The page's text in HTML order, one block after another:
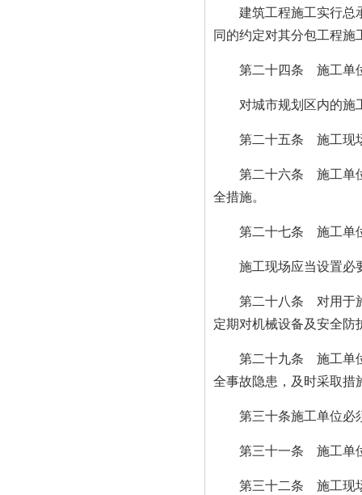
建筑工程施工实行总承
同的约定对其分包工程
第二十四条 施工单位
对城市规划区内的施工
第二十五条 施工现场
第二十六条 施工单位
全措施。
第二十七条 施工单位
施工现场应当设置必要
第二十八条 对用于施
定期对机械设备及安全防
第二十九条 施工单位
全事故隐患，及时采取措
第三十条施工单位必须
第三十一条 施工单位
第三十二条 施工现场